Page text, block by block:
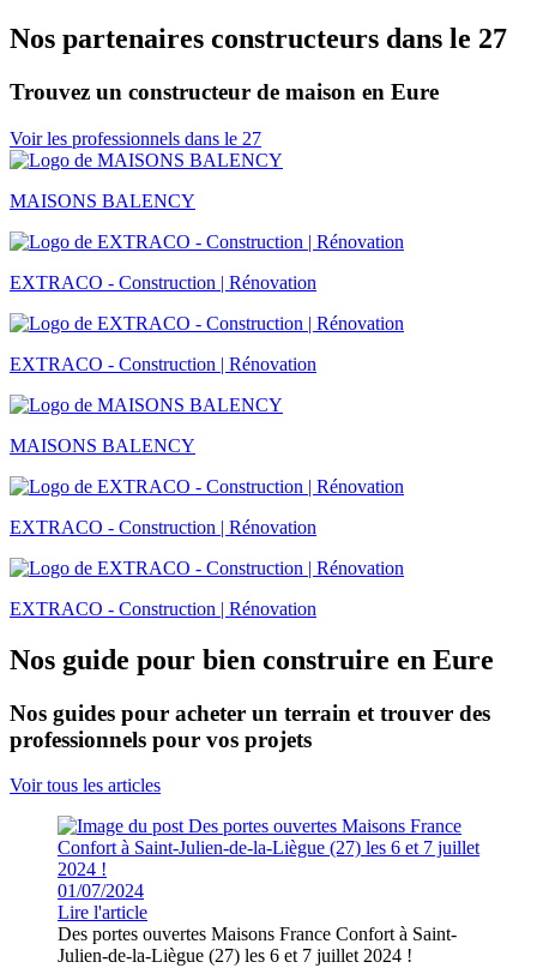
Nos partenaires constructeurs dans le 27
Trouvez un constructeur de maison en Eure
Voir les professionnels dans le 27
MAISONS BALENCY
EXTRACO - Construction | Rénovation
EXTRACO - Construction | Rénovation
MAISONS BALENCY
EXTRACO - Construction | Rénovation
EXTRACO - Construction | Rénovation
Nos guide pour bien construire en Eure
Nos guides pour acheter un terrain et trouver des
professionnels pour vos projets
Voir tous les articles
01/07/2024
Lire l'article
Des portes ouvertes Maisons France Confort à Saint-
Julien-de-la-Liègue (27) les 6 et 7 juillet 2024 !